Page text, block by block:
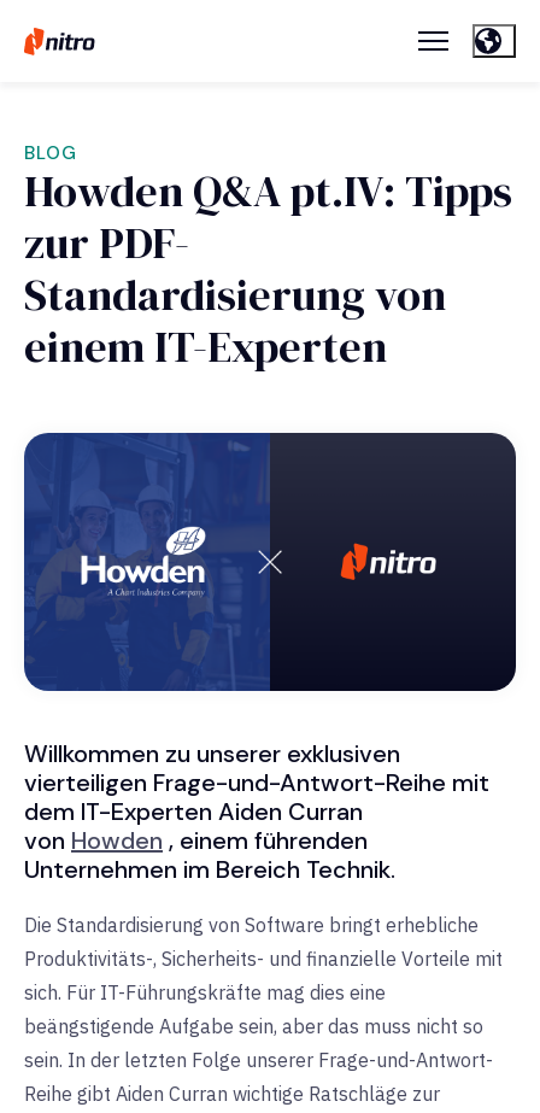
BLOG
Howden Q&A pt.IV: Tipps
zur PDF-
Standardisierung von
einem IT-Experten
Willkommen zu unserer exklusiven
vierteiligen Frage-und-Antwort-Reihe mit
dem IT-Experten Aiden Curran
von Howden , einem führenden
Unternehmen im Bereich Technik.
Die Standardisierung von Software bringt erhebliche
Produktivitäts-, Sicherheits- und finanzielle Vorteile mit
sich. Für IT-Führungskräfte mag dies eine
beängstigende Aufgabe sein, aber das muss nicht so
sein. In der letzten Folge unserer Frage-und-Antwort-
Reihe gibt Aiden Curran wichtige Ratschläge zur